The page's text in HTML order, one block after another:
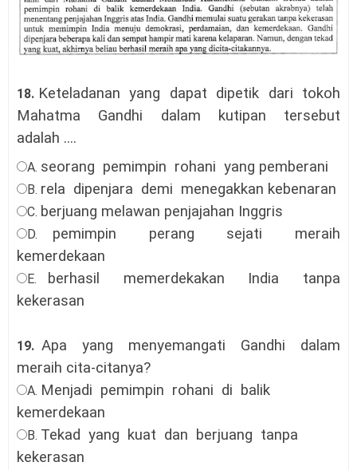
18. Keteladanan yang dapat dipetik dari tokoh
Mahatma
Gandhi dalam kutipan
tersebut
adalah ....
A. seorang pemimpin rohani yang pemberani
B. rela dipenjara demi menegakkan kebenaran
C. berjuang melawan penjajahan Inggris
D. pemimpin perang sejati
meraih
kemerdekaan
E. berhasil memerdekakan India
tanpa
kekerasan
19. Apa yang menyemangati Gandhi
dalam
meraih cita-citanya?
A. Menjadi pemimpin rohani di balik
kemerdekaan
B. Tekad yang kuat dan berjuang tanpa
kekerasan